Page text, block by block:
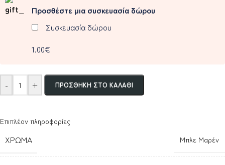
Προσθέστε μια συσκευασία δώρου
Συσκευασία δώρου
1.00€
- + ΠΡΟΣΘΉΚΗ ΣΤΟ ΚΑΛΆΘΙ
Επιπλέον πληροφορίες
ΧΡΏΜΑ Μπλε Μαρέν